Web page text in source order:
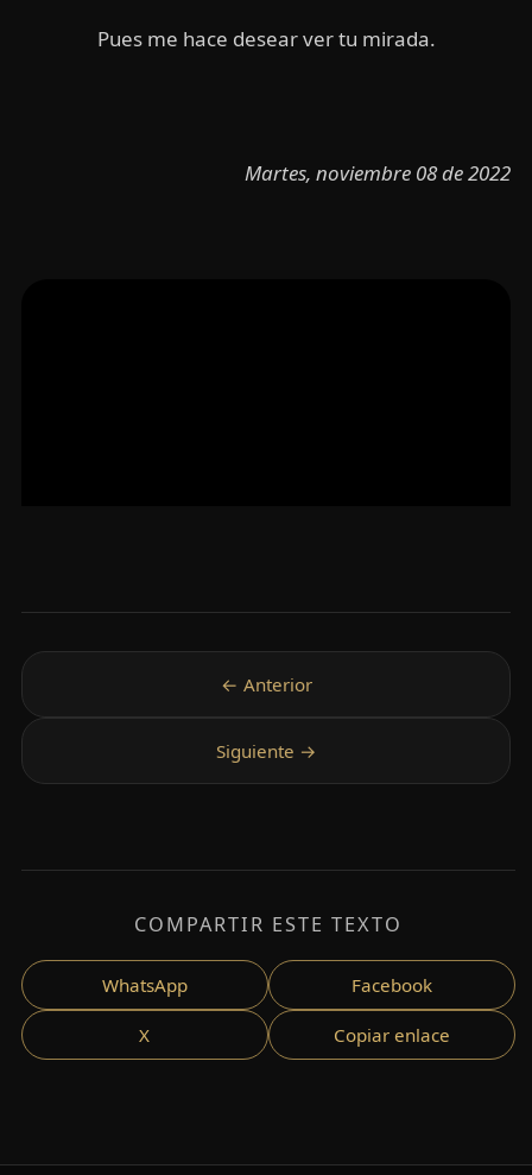
Pues me hace desear ver tu mirada.
Martes, noviembre 08 de 2022
COMPARTIR ESTE TEXTO
WhatsApp Facebook
X Copiar enlace